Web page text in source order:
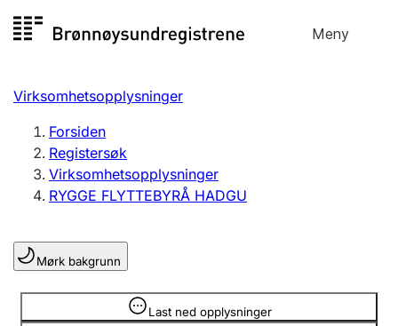
til
Meny
Registersøk
Aksjeselskap
Enkeltpersonforetak
Registrere, endre, slette
Lag og forening
Registrere, endre, slette
Virksomhetsopplysninger
Forsiden
Registersøk
Virksomhetsopplysninger
RYGGE FLYTTEBYRÅ HADGU
Mørk bakgrunn
Last ned opplysninger
Opplysninger er skjult